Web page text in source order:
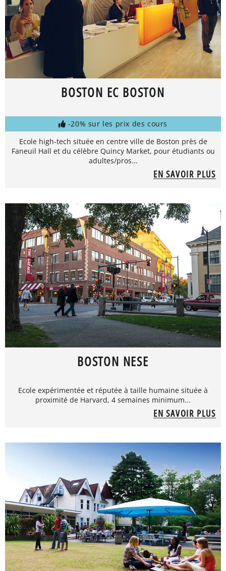
BOSTON EC BOSTON
-20% sur les prix des cours
Ecole high-tech située en centre ville de Boston près de
Faneuil Hall et du célèbre Quincy Market, pour étudiants ou
adultes/pros...
EN SAVOIR PLUS
BOSTON NESE
Ecole expérimentée et réputée à taille humaine située à
proximité de Harvard, 4 semaines minimum...
EN SAVOIR PLUS